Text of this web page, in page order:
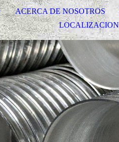
ACERCA DE NOSOTROS
LOCALIZACION